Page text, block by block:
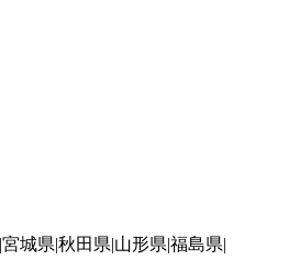
宮城県 秋田県 山形県 福島県